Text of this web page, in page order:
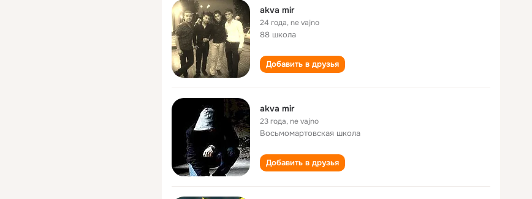
akva mir
24 года,ne vajno
88 школа
Добавить в друзья
akva mir
23 года,ne vajno
Восьмомартовская школа
Добавить в друзья